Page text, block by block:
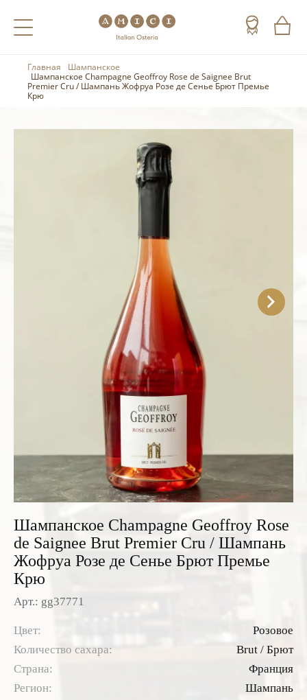
Назад
Назад
Игристое вино
Красные вина
Белые вина
Розовые вина
Итальянские вина
Французские вина
Испанские вина
Назад
Главная
Шампанское
Шампанское Champagne Geoffroy Rose de Saignee Brut
Premier Cru / Шампань Жофруа Розе де Сенье Брют Премье
Крю
Шампанское Champagne Geoffroy Rose
de Saignee Brut Premier Cru / Шампань
Жофруа Розе де Сенье Брют Премье
Крю
Арт.: gg37771
Цвет:
Розовое
Количество сахара:
Brut / Брют
Страна:
Франция
Регион:
Шампань